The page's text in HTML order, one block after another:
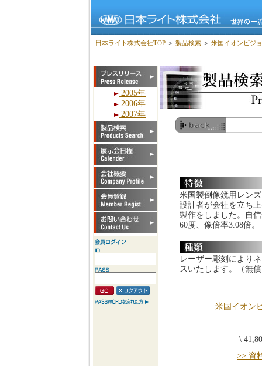
日本ライト株式会社TOP ＞ 製品検索 ＞ 米国イオンビジ
2005年
2006年
2007年
米国製倒像鏡用レン
設計者が会社を立ち
製作をしました。自
60度、像倍率3.08倍。
レーザー彫刻により
スいたします。（無
米国イオン
\
>> 資